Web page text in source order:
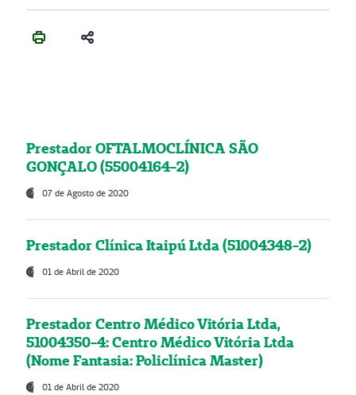
Prestador OFTALMOCLÍNICA SÃO
GONÇALO (55004164-2)
07 de Agosto de 2020
Prestador Clínica Itaipú Ltda (51004348-2)
01 de Abril de 2020
Prestador Centro Médico Vitória Ltda,
51004350-4: Centro Médico Vitória Ltda
(Nome Fantasia: Policlínica Master)
01 de Abril de 2020